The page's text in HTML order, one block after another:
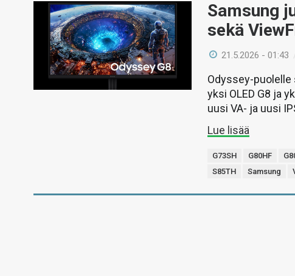
Samsung
sekä
21.5.2026 - 01:43
Odyssey-puolelle
yksi OLED G8 ja
uusi VA- ja uusi
Lue lisää
G73SH G80HF
S85TH
Samsung